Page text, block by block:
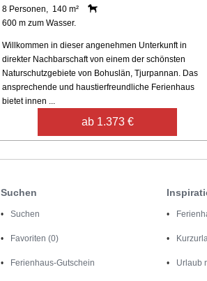
8 Personen, 140 m²
600 m zum Wasser.
Willkommen in dieser angenehmen Unterkunft in
direkter Nachbarschaft von einem der schönsten
Naturschutzgebiete von Bohuslän, Tjurpannan. Das
ansprechende und haustierfreundliche Ferienhaus
bietet innen ...
ab 1.373 €
Suchen
Suchen
Favoriten (0)
Ferienhaus-Gutschein Urlaub